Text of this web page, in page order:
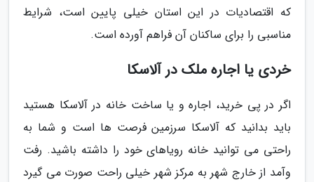
که اقتصادیات در این استان خیلی پایین است، شرایط
مناسبی را برای ساکنان آن فراهم آورده است.
خردی یا اجاره ملک در آلاسکا
اگر در پی خرید، اجاره و یا ساخت خانه در آلاسکا هستید
باید بدانید که آلاسکا سرزمین فرصت ها است و شما به
راحتی می توانید خانه رویاهای خود را داشته باشید. رفت
وآمد از خارج شهر به مرکز شهر خیلی راحت صورت می گیرد